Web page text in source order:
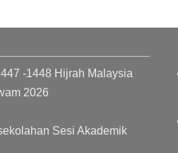
-1448 Hijrah Malaysia
2026
Sesi Akademik